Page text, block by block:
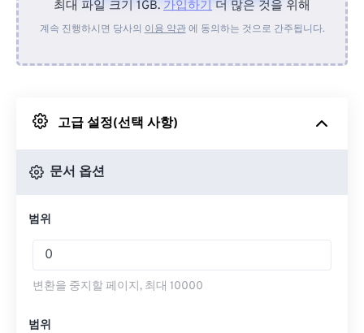
장치에서
Google 드라이브에서
최대 파일 크기 1GB. 가입하기 더 많은 것을 위해
계속 진행하시면 당사의 이용 약관에 동의하는 것으로 간주됩니다.
고급 설정(선택 사항)
문서 옵션
범위
변환을 중지할 페이지, 최대 10000
범위